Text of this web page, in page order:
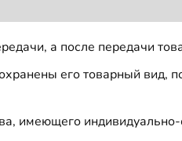
а после передачи
его товарный вид,
имеющего